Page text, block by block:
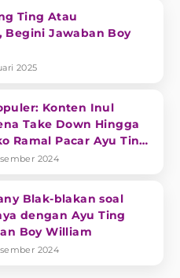
Ting Atau
Begini Jawaban Boy
2025
Konten Inul
Take Down Hingga
Ramal Pacar Ayu Ting
2024
Blak-blakan soal
dengan Ayu Ting
Boy William
2024